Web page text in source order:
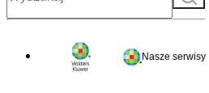
Nasze serwisy